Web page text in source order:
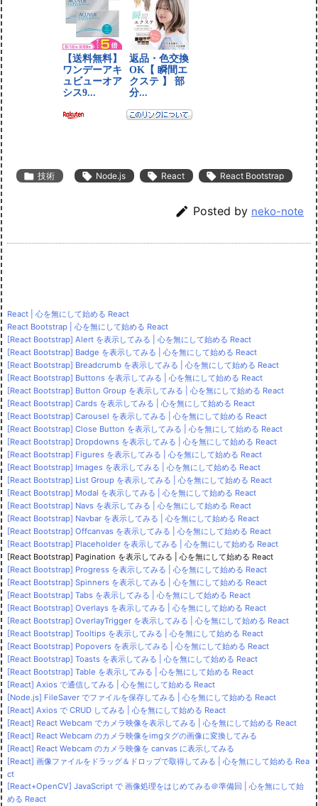
 技術  Node.js  React  React Bootstrap
 Posted by neko-note
React | 心を無にして始める React
React Bootstrap | 心を無にして始める React
[React Bootstrap] Alert を表示してみる | 心を無にして始める React
[React Bootstrap] Badge を表示してみる | 心を無にして始める React
[React Bootstrap] Breadcrumb を表示してみる | 心を無にして始める React
[React Bootstrap] Buttons を表示してみる | 心を無にして始める React
[React Bootstrap] Button Group を表示してみる | 心を無にして始める React
[React Bootstrap] Cards を表示してみる | 心を無にして始める React
[React Bootstrap] Carousel を表示してみる | 心を無にして始める React
[React Bootstrap] Close Button を表示してみる | 心を無にして始める React
[React Bootstrap] Dropdowns を表示してみる | 心を無にして始める React
[React Bootstrap] Figures を表示してみる | 心を無にして始める React
[React Bootstrap] Images を表示してみる | 心を無にして始める React
[React Bootstrap] List Group を表示してみる | 心を無にして始める React
[React Bootstrap] Modal を表示してみる | 心を無にして始める React
[React Bootstrap] Navs を表示してみる | 心を無にして始める React
[React Bootstrap] Navbar を表示してみる | 心を無にして始める React
[React Bootstrap] Offcanvas を表示してみる | 心を無にして始める React
[React Bootstrap] Placeholder を表示してみる | 心を無にして始める React
[React Bootstrap] Pagination を表示してみる | 心を無にして始める React
[React Bootstrap] Progress を表示してみる | 心を無にして始める React
[React Bootstrap] Spinners を表示してみる | 心を無にして始める React
[React Bootstrap] Tabs を表示してみる | 心を無にして始める React
[React Bootstrap] Overlays を表示してみる | 心を無にして始める React
[React Bootstrap] OverlayTrigger を表示してみる | 心を無にして始める React
[React Bootstrap] Tooltips を表示してみる | 心を無にして始める React
[React Bootstrap] Popovers を表示してみる | 心を無にして始める React
[React Bootstrap] Toasts を表示してみる | 心を無にして始める React
[React Bootstrap] Table を表示してみる | 心を無にして始める React
[React] Axios で通信してみる | 心を無にして始める React
[Node.js] FileSaver でファイルを保存してみる | 心を無にして始める React
[React] Axios で CRUD してみる | 心を無にして始める React
[React] React Webcam でカメラ映像を表示してみる | 心を無にして始める React
[React] React Webcam のカメラ映像をimgタグの画像に変換してみる
[React] React Webcam のカメラ映像を canvas に表示してみる
[React] 画像ファイルをドラッグ＆ドロップで取得してみる | 心を無にして始める Rea
ct
[React+OpenCV] JavaScript で 画像処理をはじめてみる＠準備回 | 心を無にして始
める React